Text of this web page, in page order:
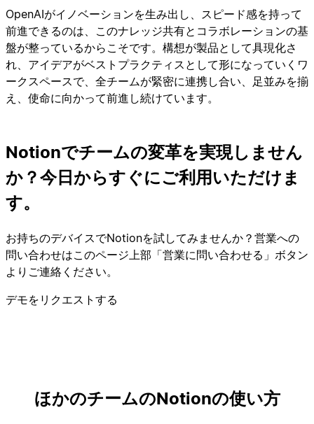
OpenAIがイノベーションを生み出し、スピード感を持って
前進できるのは、このナレッジ共有とコラボレーションの基
盤が整っているからこそです。構想が製品として具現化さ
れ、アイデアがベストプラクティスとして形になっていくワ
ークスペースで、全チームが緊密に連携し合い、足並みを揃
え、使命に向かって前進し続けています。
Notionでチームの変革を実現しません
か？今日からすぐにご利用いただけま
す。
お持ちのデバイスでNotionを試してみませんか？営業への
問い合わせはこのページ上部「営業に問い合わせる」ボタン
よりご連絡ください。
デモをリクエストする
ほかのチームのNotionの使い方